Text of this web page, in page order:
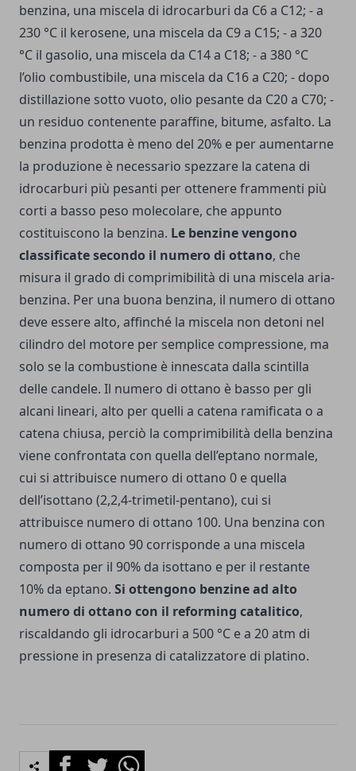
benzina, una miscela di idrocarburi da C6 a C12; - a
230 °C il kerosene, una miscela da C9 a C15; - a 320
°C il gasolio, una miscela da C14 a C18; - a 380 °C
l’olio combustibile, una miscela da C16 a C20; - dopo
distillazione sotto vuoto, olio pesante da C20 a C70; -
un residuo contenente paraffine, bitume, asfalto. La
benzina prodotta è meno del 20% e per aumentarne
la produzione è necessario spezzare la catena di
idrocarburi più pesanti per ottenere frammenti più
corti a basso peso molecolare, che appunto
costituiscono la benzina. Le benzine vengono
classificate secondo il numero di ottano, che
misura il grado di comprimibilità di una miscela aria-
benzina. Per una buona benzina, il numero di ottano
deve essere alto, affinché la miscela non detoni nel
cilindro del motore per semplice compressione, ma
solo se la combustione è innescata dalla scintilla
delle candele. Il numero di ottano è basso per gli
alcani lineari, alto per quelli a catena ramificata o a
catena chiusa, perciò la comprimibilità della benzina
viene confrontata con quella dell’eptano normale,
cui si attribuisce numero di ottano 0 e quella
dell’isottano (2,2,4-trimetil-pentano), cui si
attribuisce numero di ottano 100. Una benzina con
numero di ottano 90 corrisponde a una miscela
composta per il 90% da isottano e per il restante
10% da eptano. Si ottengono benzine ad alto
numero di ottano con il reforming catalitico,
riscaldando gli idrocarburi a 500 °C e a 20 atm di
pressione in presenza di catalizzatore di platino.
FacebookTwitterWhatsapp